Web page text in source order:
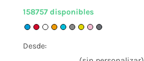
158757 disponibles
Desde: